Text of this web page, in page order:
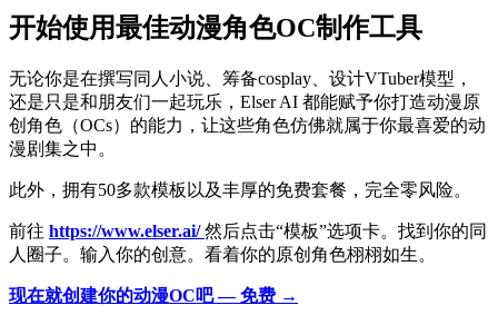
开始使用最佳动漫角色OC制作工具
无论你是在撰写同人小说、筹备cosplay、设计VTuber模型，
还是只是和朋友们一起玩乐，Elser AI 都能赋予你打造动漫原
创角色（OCs）的能力，让这些角色仿佛就属于你最喜爱的动
漫剧集之中。
此外，拥有50多款模板以及丰厚的免费套餐，完全零风险。
前往 https://www.elser.ai/ 然后点击“模板”选项卡。找到你的同
人圈子。输入你的创意。看着你的原创角色栩栩如生。
现在就创建你的动漫OC吧 — 免费 →